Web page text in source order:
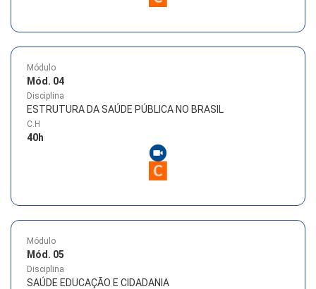
Módulo
Mód. 04
Disciplina
ESTRUTURA DA SAÚDE PÚBLICA NO BRASIL
C.H
40h
Módulo
Mód. 05
Disciplina
SAÚDE EDUCAÇÃO E CIDADANIA